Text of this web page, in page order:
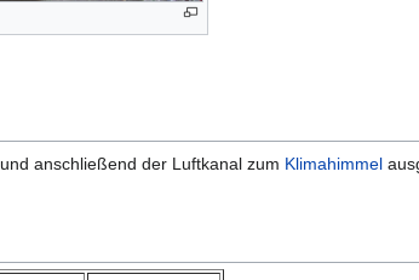
und anschließend der Luftkanal zum Klimahimmel